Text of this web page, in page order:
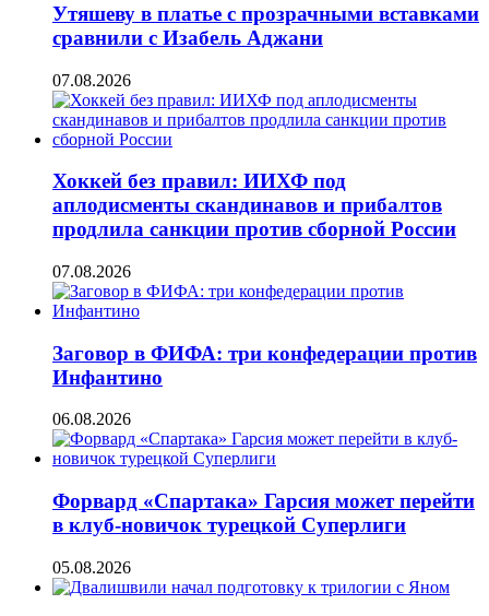
Утяшеву в платье с прозрачными вставками
сравнили с Изабель Аджани
07.08.2026
Хоккей без правил: ИИХФ под
аплодисменты скандинавов и прибалтов
продлила санкции против сборной России
07.08.2026
Заговор в ФИФА: три конфедерации против
Инфантино
06.08.2026
Форвард «Спартака» Гарсия может перейти
в клуб-новичок турецкой Суперлиги
05.08.2026